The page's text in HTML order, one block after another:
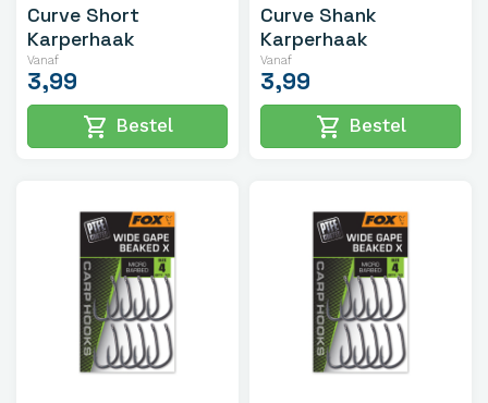
Curve Short
Karperhaak
Vanaf
3,99
shopping_cart Bestel
Curve Shank
Karperhaak
Vanaf
3,99
shopping_cart Bestel